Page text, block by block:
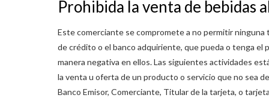
Prohibida la venta de bebidas
Este comerciante se compromete a no permitir ninguna
de crédito o el banco adquiriente, que pueda o tenga el
manera negativa en ellos. Las siguientes actividades
la venta u oferta de un producto o servicio que no sea
Banco Emisor, Comerciante, Titular de la tarjeta, o